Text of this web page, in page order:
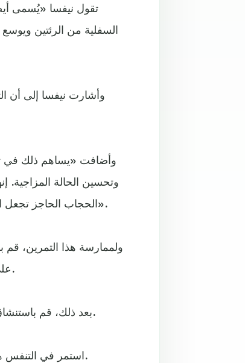
تقول نيفسا «يُسمى
السفلية من الرئتين
وأشارت نيفسا إلى أن
وأضافت «يساهم ذلك في
وتحسين الحالة المزاجية.
الحجاب الحاجز تجعل الجسم يعرف أن كل شيء على ما يرام ويدفعه إلى السلام والهدوء».
ولممارسة هذا التمرين،
على أعلى صدرك والأخرى على بطنك أسفل القفص الصدري مباشرة.
بعد ذلك، قم باستنشاق الهواء بعمق من أنفك ودعه يملأ بطنك، ثم أخرجه ببطء من الأنف.
استمر في التنفس هكذا لمدة خمس إلى عشر دقائق، أو حتى تشعر بالهدوء والاسترخاء.